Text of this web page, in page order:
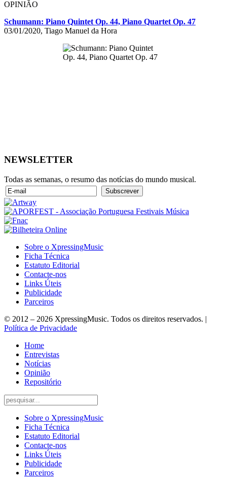
OPINIÃO
Schumann: Piano Quintet Op. 44, Piano Quartet Op. 47
03/01/2020, Tiago Manuel da Hora
NEWSLETTER
Todas as semanas, o resumo das notícias do mundo musical.
Sobre o XpressingMusic
Ficha Técnica
Estatuto Editorial
Contacte-nos
Links Úteis
Publicidade
Parceiros
© 2012 – 2026 XpressingMusic. Todos os direitos reservados. |
Política de Privacidade
Home
Entrevistas
Notícias
Opinião
Repositório
Sobre o XpressingMusic
Ficha Técnica
Estatuto Editorial
Contacte-nos
Links Úteis
Publicidade
Parceiros